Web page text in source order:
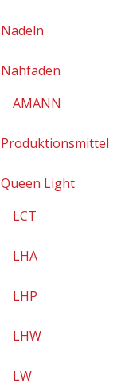
Nadeln
Nähfäden
AMANN
Produktionsmittel
Queen Light
LCT
LHA
LHP
LHW
LW